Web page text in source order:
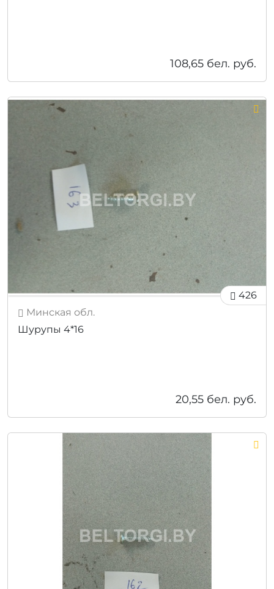
108,65 бел. руб.
426
Минская обл.
Шурупы 4*16
20,55 бел. руб.